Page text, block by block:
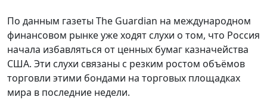
По данным газеты The Guardian на международном
финансовом рынке уже ходят слухи о том, что Россия
начала избавляться от ценных бумаг казначейства
США. Эти слухи связаны с резким ростом объёмов
торговли этими бондами на торговых площадках
мира в последние недели.